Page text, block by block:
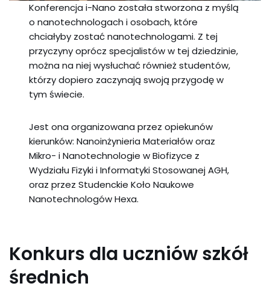
Konferencja i-Nano została stworzona z myślą
o nanotechnologach i osobach, które
chciałyby zostać nanotechnologami. Z tej
przyczyny oprócz specjalistów w tej dziedzinie,
można na niej wysłuchać również studentów,
którzy dopiero zaczynają swoją przygodę w
tym świecie.
Jest ona organizowana przez opiekunów
kierunków: Nanoinżynieria Materiałów oraz
Mikro- i Nanotechnologie w Biofizyce z
Wydziału Fizyki i Informatyki Stosowanej AGH,
oraz przez Studenckie Koło Naukowe
Nanotechnologów Hexa.
Konkurs dla uczniów szkół
średnich